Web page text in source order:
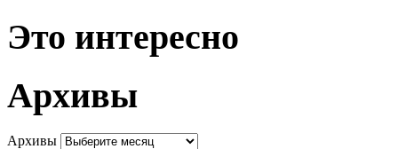
Это интересно
Архивы
Архивы